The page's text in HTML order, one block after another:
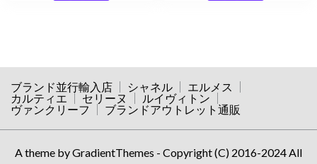
ブランド並行輸入店 シャネル
エルメス
カルティエ
セリーヌ
ルイヴィトン
ヴァンクリーフ
ブランドアウトレット通販
A theme by GradientThemes - Copyright (C) 2016-2024 All